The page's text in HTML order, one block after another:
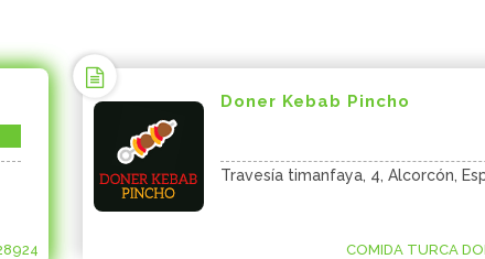
Doner Kebab Pincho
Travesía timanfaya, 4, Alcorcón,
COMIDA TURCA